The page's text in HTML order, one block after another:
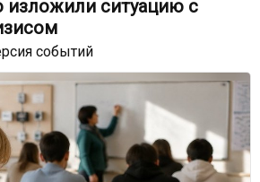
изложили ситуацию с
событий